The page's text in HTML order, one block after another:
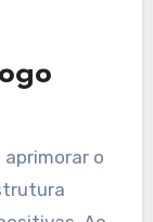
com base